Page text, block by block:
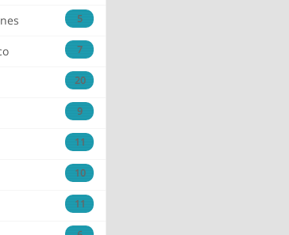
5
7
20
9
11
10
11